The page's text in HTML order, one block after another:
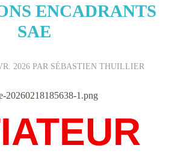
ENCADRANTS
SAE
2026PAR SÉBASTIEN THUILLIER